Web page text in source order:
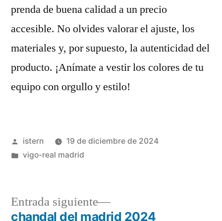
prenda de buena calidad a un precio
accesible. No olvides valorar el ajuste, los
materiales y, por supuesto, la autenticidad del
producto. ¡Anímate a vestir los colores de tu
equipo con orgullo y estilo!
Publicado
por
istern
19 de diciembre de 2024
Publicado
vigo-real madrid
Entrada siguiente
Entrada
siguiente:
chandal del madrid 2024